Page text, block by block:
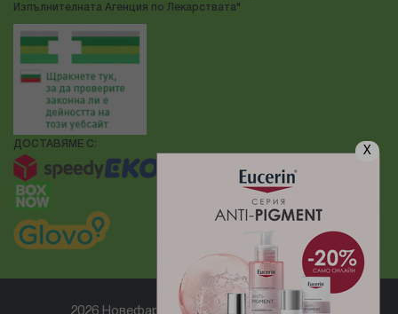
X
Изпълнителната Агенция по Лекарствата"
ДОСТАВЯМЕ С:
2026 Новефарм ® Всички права запазени